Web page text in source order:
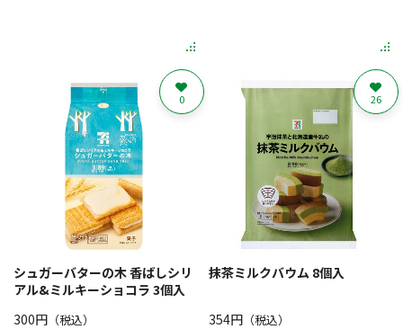
シュガーバターの木 香ばしシリ
アル&ミルキーショコラ 3個入
300円 （税込）
0
抹茶ミルクバウム 8個入
354円（税込）
26